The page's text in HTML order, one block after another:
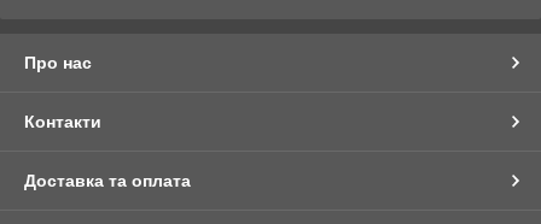
Про нас
Контакти
Доставка та оплата